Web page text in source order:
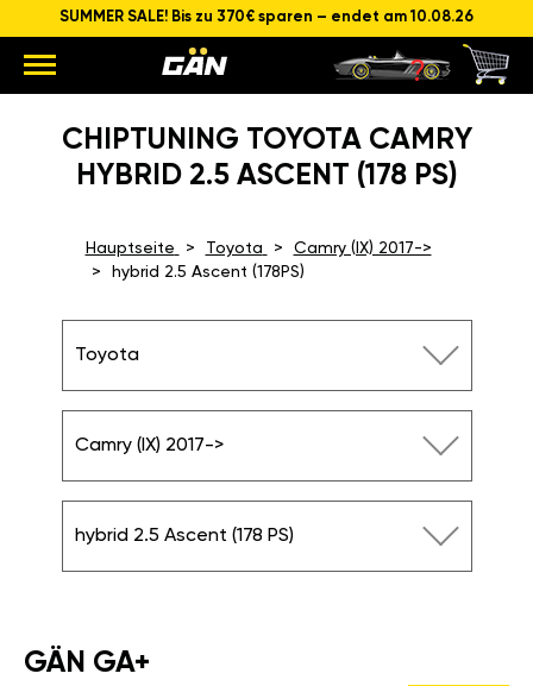
SUMMER SALE! Bis zu 370€ sparen – endet am 10.08.26
CHIPTUNING TOYOTA CAMRY
HYBRID 2.5 ASCENT (178 PS)
Hauptseite Toyota
Camry (IX) 2017->
hybrid 2.5 Ascent (178PS)
Toyota
Camry (IX) 2017->
hybrid 2.5 Ascent (178 PS)
GÄN GA+